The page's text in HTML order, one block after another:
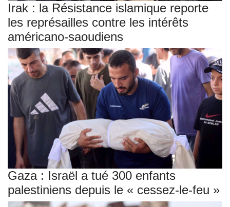
Irak : la Résistance islamique reporte
les représailles contre les intérêts
américano-saoudiens
Gaza : Israël a tué 300 enfants
palestiniens depuis le « cessez-le-feu »